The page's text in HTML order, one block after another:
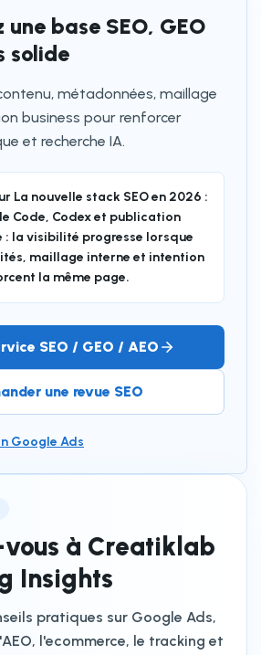
une base SEO, GEO
solide
métadonnées, maillage
business pour renforcer
et recherche IA.
La nouvelle stack SEO en 2026 :
Code, Codex et publication
: la visibilité progresse lorsque
maillage interne et intention
la même page.
SEO / GEO / AEO
une revue SEO
Google Ads
à Creatiklab
Insights
pratiques sur Google Ads,
l'ecommerce, le tracking et